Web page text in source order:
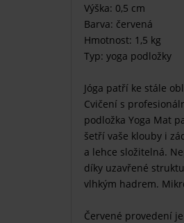
Výška: 0,5 cm
Barva: červená
Hmotnost: 1,5 kg
Typ: yoga podložky
Jóga patří ke stále
Cvičení s
podložka Yoga Mat
šetří vaše klouby i
a lehce složitelná.
díky uzavřené
vlhkým hadrem.
Červené provedení